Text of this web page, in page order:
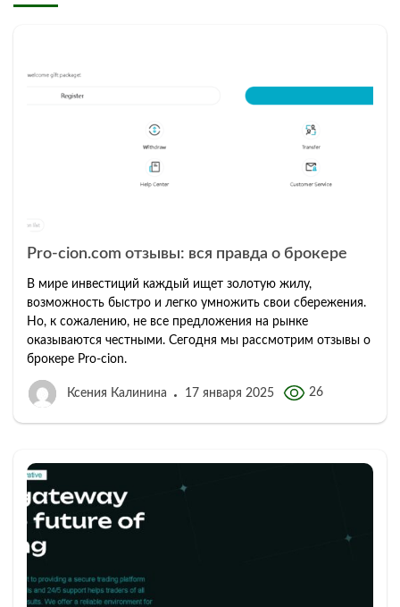
Pro-cion.com отзывы: вся правда о брокере
В мире инвестиций каждый ищет золотую жилу,
возможность быстро и легко умножить свои сбережения.
Но, к сожалению, не все предложения на рынке
оказываются честными. Сегодня мы рассмотрим отзывы о
брокере Pro-cion.
Ксения Калинина 17 января 2025 26